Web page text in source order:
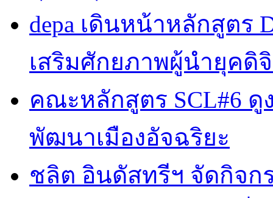
depa เดินหน้าหลักสูตร
เสริมศักยภาพผู้นำยุคดิ
คณะหลักสูตร SCL#6 ดู
พัฒนาเมืองอัจฉริยะ
ชลิต อินดัสทรีฯ จัดกิจก